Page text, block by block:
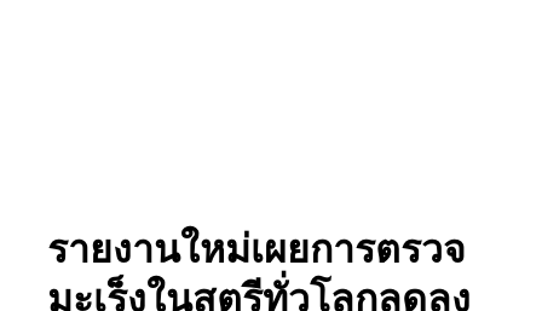
รายงานใหม่เผยการตรวจ
มะเร็งในสตรีทั่วโลกลดลง